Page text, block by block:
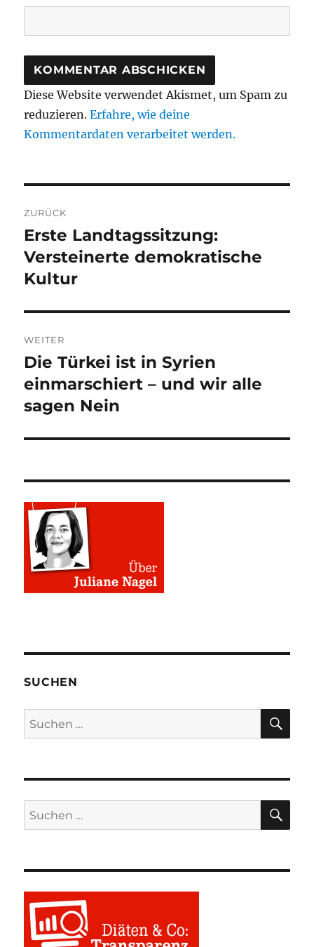
Diese Website verwendet Akismet, um Spam zu
reduzieren.Erfahre, wie deine
Kommentardaten verarbeitet werden.
ZURÜCK
Vorheriger
Beitrag:
Erste Landtagssitzung:
Versteinerte demokratische
Kultur
WEITER
Nächster
Beitrag:
Die Türkei ist in Syrien
einmarschiert – und wir alle
sagen Nein
SUCHEN
Suchen
nach:
Suchen
nach: